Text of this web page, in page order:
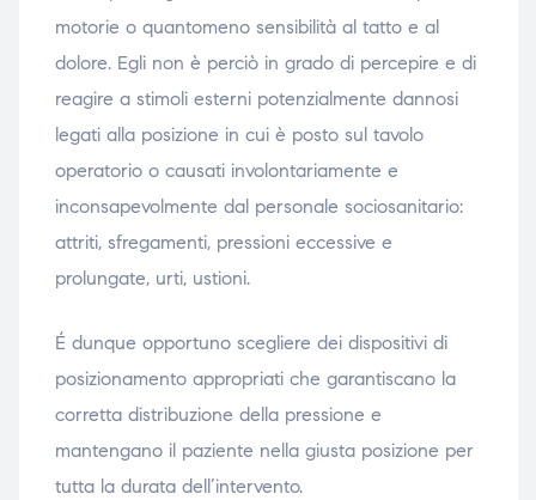
motorie o quantomeno sensibilità al tatto e al
dolore. Egli non è perciò in grado di percepire e di
reagire a stimoli esterni potenzialmente dannosi
legati alla posizione in cui è posto sul tavolo
operatorio o causati involontariamente e
inconsapevolmente dal personale sociosanitario:
attriti, sfregamenti, pressioni eccessive e
prolungate, urti, ustioni.
É dunque opportuno scegliere dei dispositivi di
posizionamento appropriati che garantiscano la
corretta distribuzione della pressione e
mantengano il paziente nella giusta posizione per
tutta la durata dell’intervento.